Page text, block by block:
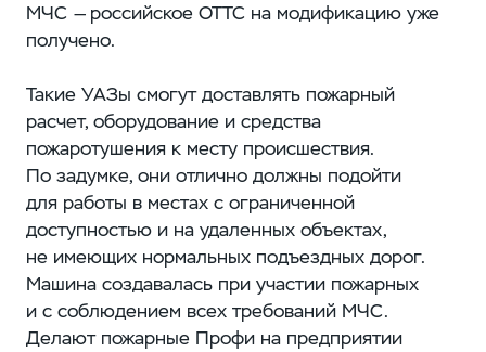
МЧС — российское ОТТС на модификацию уже
получено.
Такие УАЗы смогут доставлять пожарный
расчет, оборудование и средства
пожаротушения к месту происшествия.
По задумке, они отлично должны подойти
для работы в местах с ограниченной
доступностью и на удаленных объектах,
не имеющих нормальных подъездных дорог.
Машина создавалась при участии пожарных
и с соблюдением всех требований МЧС.
Делают пожарные Профи на предприятии